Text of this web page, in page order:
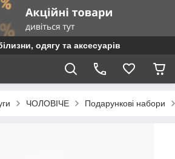
одягу та аксесуарів
ЧОЛОВІЧЕ Подарункові набори